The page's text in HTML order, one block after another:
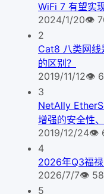
WiFi 7 有望实
2024/1/20👁
2
Cat8 八类网
的区别？
2019/11/12👁
3
NetAlly
增强的安全性
2019/12/24👁
4
2026年Q3福
2026/7/7👁
5